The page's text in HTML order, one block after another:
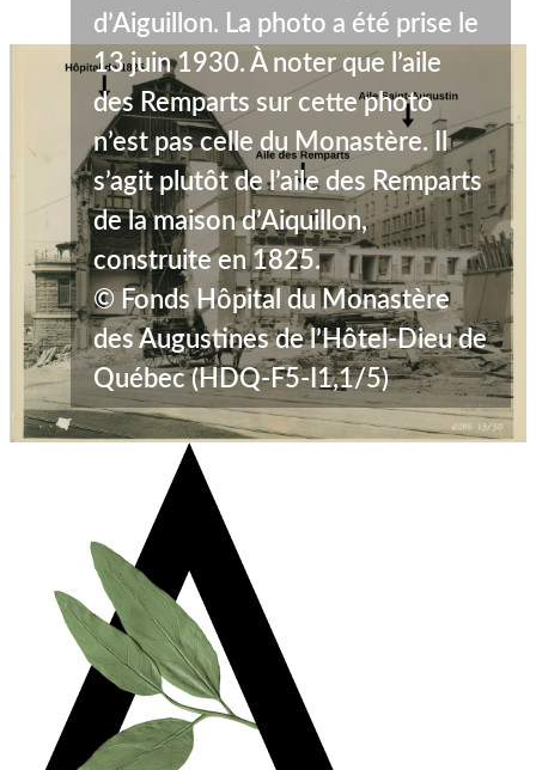
d’Aiguillon. La photo a été prise le
13 juin 1930. À noter que l’aile
des Remparts sur cette photo
n’est pas celle du Monastère. Il
s’agit plutôt de l’aile des Remparts
de la maison d’Aiquillon,
construite en 1825.
© Fonds Hôpital du Monastère
des Augustines de l’Hôtel-Dieu de
Québec (HDQ-F5-I1,1/5)